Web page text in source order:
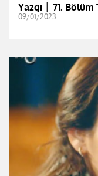
Yazgı │ 71. Bölüm
09/01/2023